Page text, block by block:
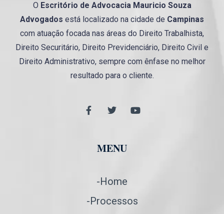
O Escritório de Advocacia Mauricio Souza
Advogados está localizado na cidade de Campinas
com atuação focada nas áreas do Direito Trabalhista,
Direito Securitário, Direito Previdenciário, Direito Civil e
Direito Administrativo, sempre com ênfase no melhor
resultado para o cliente.
MENU
-Home
-Processos